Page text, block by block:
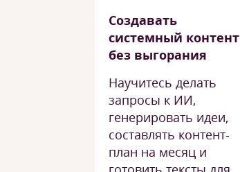
Создавать
системный контент
без выгорания
Научитесь делать
запросы к ИИ,
генерировать идеи,
составлять контент-
план на месяц и